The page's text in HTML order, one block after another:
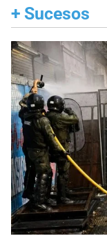
+ Sucesos